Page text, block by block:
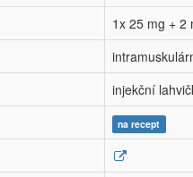
1x 25 mg + 2
injekční
na recept